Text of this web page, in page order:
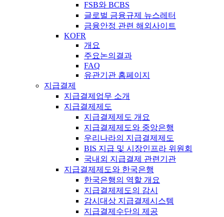
FSB와 BCBS
글로벌 금융규제 뉴스레터
금융안정 관련 해외사이트
KOFR
개요
주요논의결과
FAQ
유관기관 홈페이지
지급결제
지급결제업무 소개
지급결제제도
지급결제제도 개요
지급결제제도와 중앙은행
우리나라의 지급결제제도
BIS 지급 및 시장인프라 위원회
국내외 지급결제 관련기관
지급결제제도와 한국은행
한국은행의 역할 개요
지급결제제도의 감시
감시대상 지급결제시스템
지급결제수단의 제공